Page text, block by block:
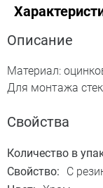
Описание
Материал:
Для монтажа
Свойства
Количество в
Свойство:
С